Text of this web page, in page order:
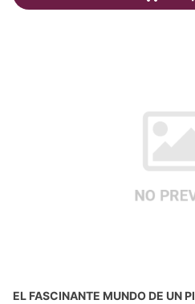
EL FASCINANTE MUNDO DE UN